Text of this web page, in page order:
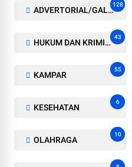
ADVERTORIAL/GALERI
128
HUKUM DAN KRIMINAL
43
KAMPAR
55
KESEHATAN
6
OLAHRAGA
10